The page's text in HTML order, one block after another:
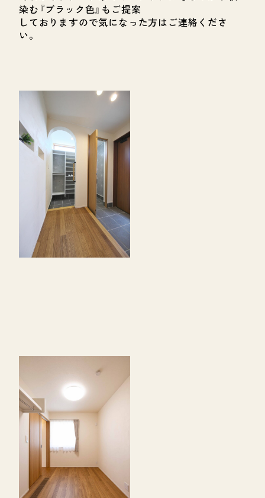
染む『ブラック色』もご提案
しておりますので気になった方はご連絡くださ
い。